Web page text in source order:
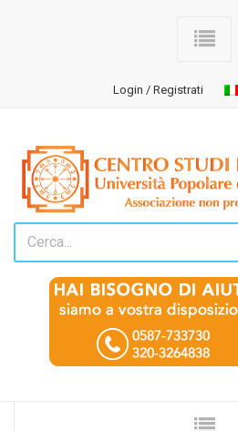
Login / Registrati